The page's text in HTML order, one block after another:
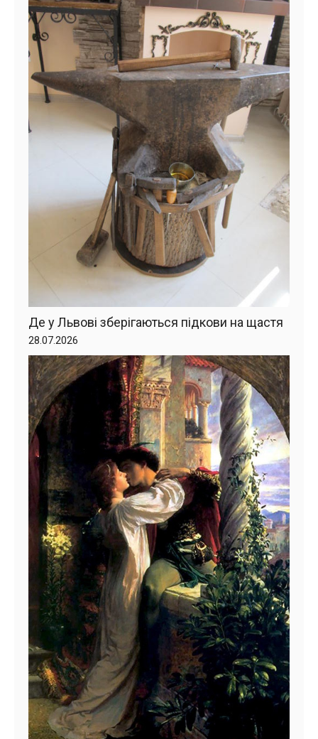
Де у Львові зберігаються підкови на щастя
28.07.2026